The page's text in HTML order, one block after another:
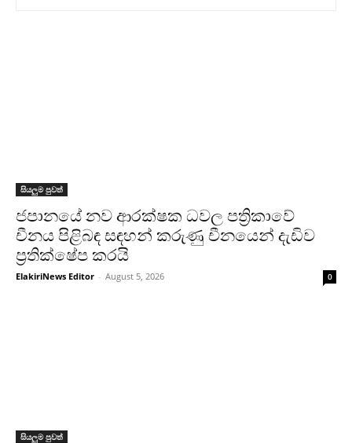
සියලුම පුවත්
ජපානයේ නව ආරක්ෂක ධවල පත්‍රිකාවේ
චීනය පිළිබඳ සඳහන් කරුණු චීනයෙන් දැඩිව
ප්‍රතික්ෂේප කරයි
ElakiriNews Editor - August 5, 2026 0
සියලුම පුවත්